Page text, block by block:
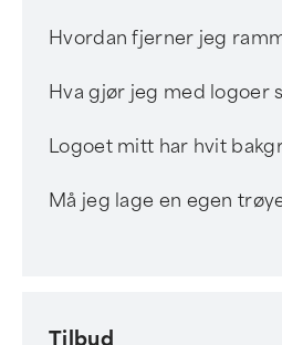
Hvordan fjerner jeg
Hva gjør jeg med logoer
Logoet mitt har hvit
Må jeg lage en egen
Tilbud